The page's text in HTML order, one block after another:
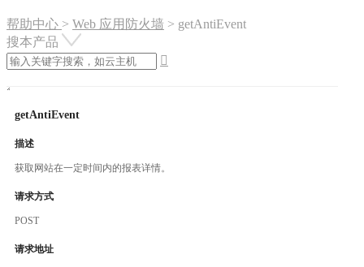
帮助中心 > Web 应用防火墙 > getAntiEvent
搜本产品

getAntiEvent
描述
获取网站在一定时间内的报表详情。
请求方式
POST
请求地址